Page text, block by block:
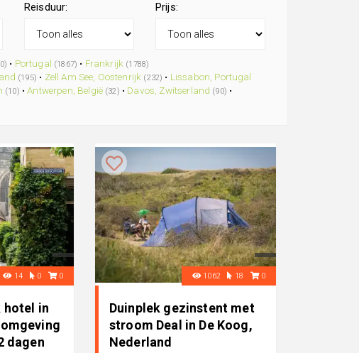
Reisduur: Prijs:
• Portugal (1867) • Frankrijk (1788)
(195) • Zell Am See, Oostenrijk (232) • Lissabon, Portugal
(10) •Antwerpen, België (32) • Davos, Zwitserland (90) •
14 0 0
hotel in
dagen
1062 18 0
Duinplek gezinstent met
stroom Deal in De Koog,
Nederland